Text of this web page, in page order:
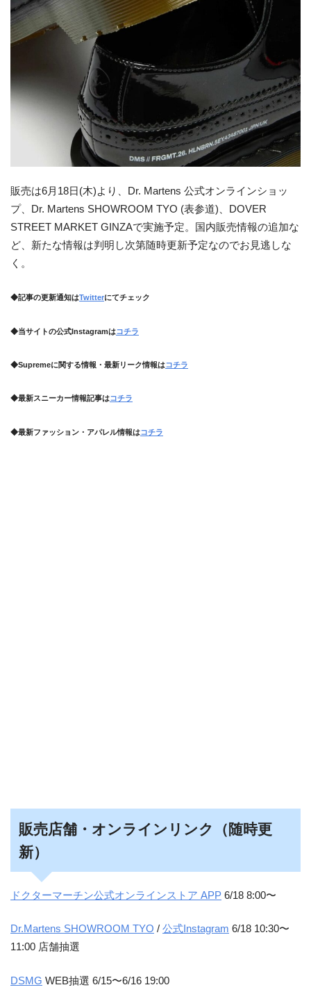
販売は6月18日(木)より、Dr. Martens 公式オンラインショッ
プ、Dr. Martens SHOWROOM TYO (表参道)、DOVER
STREET MARKET GINZAで実施予定。国内販売情報の追加な
ど、新たな情報は判明し次第随時更新予定なのでお見逃しな
く。
◆記事の更新通知はTwitterにてチェック
◆当サイトの公式Instagramはコチラ
◆Supremeに関する情報・最新リーク情報はコチラ
◆最新スニーカー情報記事はコチラ
◆最新ファッション・アパレル情報はコチラ
販売店舗・オンラインリンク（随時更
新）
ドクターマーチン公式オンラインストア APP 6/18 8:00〜
Dr.Martens SHOWROOM TYO / 公式Instagram 6/18 10:30〜
11:00 店舗抽選
DSMG WEB抽選 6/15〜6/16 19:00